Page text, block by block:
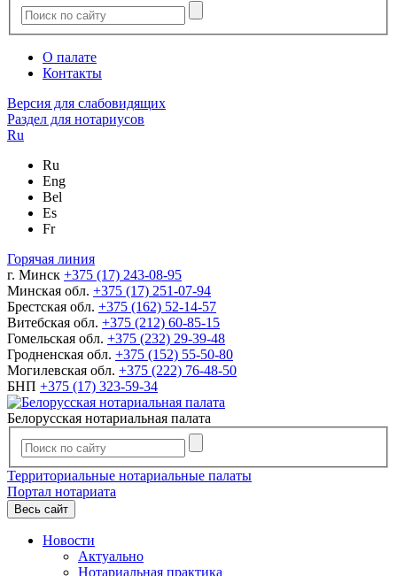
О палате
Контакты
Версия для слабовидящих
Раздел для нотариусов
Ru
Ru
Eng
Bel
Es
Fr
Горячая линия
г. Минск +375 (17) 243-08-95
Минская обл. +375 (17) 251-07-94
Брестская обл. +375 (162) 52-14-57
Витебская обл. +375 (212) 60-85-15
Гомельская обл. +375 (232) 29-39-48
Гродненская обл. +375 (152) 55-50-80
Могилевская обл. +375 (222) 76-48-50
БНП +375 (17) 323-59-34
Белорусская нотариальная палата
Территориальные нотариальные палаты
Портал нотариата
Весь сайт
Новости
Актуально
Нотариальная практика